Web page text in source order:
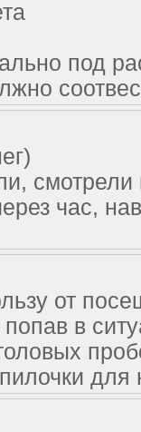
под
час,
от
попав в
для